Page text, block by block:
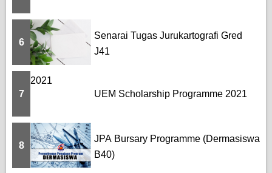
6
Senarai Tugas Jurukartografi Gred
J41
7 UEM Scholarship Programme 2021
8
JPA Bursary Programme (Dermasiswa
B40)